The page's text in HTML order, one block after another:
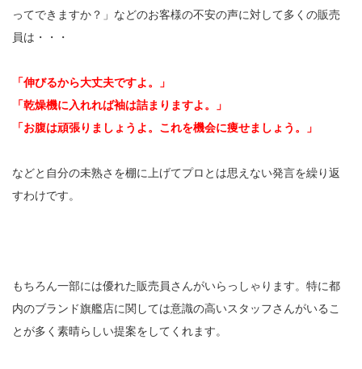
ってできますか？」などのお客様の不安の声に対して多くの販売
員は・・・
「伸びるから大丈夫ですよ。」
「乾燥機に入れれば袖は詰まりますよ。」
「お腹は頑張りましょうよ。これを機会に痩せましょう。」
などと自分の未熟さを棚に上げてプロとは思えない発言を繰り返
すわけです。
もちろん一部には優れた販売員さんがいらっしゃります。特に都
内のブランド旗艦店に関しては意識の高いスタッフさんがいるこ
とが多く素晴らしい提案をしてくれます。